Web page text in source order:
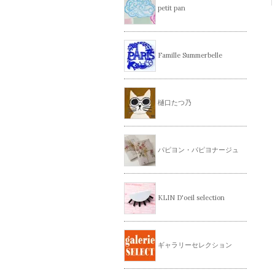
petit pan
Famille Summerbelle
樋口たつ乃
パピヨン・パピヨナージュ
KLIN D'oeil selection
ギャラリーセレクション